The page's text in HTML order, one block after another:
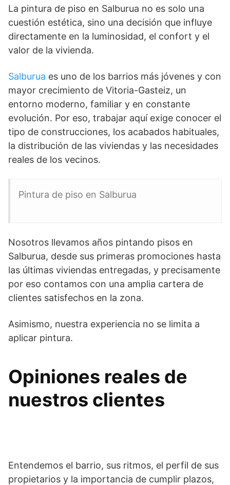
La pintura de piso en Salburua no es solo una
cuestión estética, sino una decisión que influye
directamente en la luminosidad, el confort y el
valor de la vivienda.
Salburua es uno de los barrios más jóvenes y con
mayor crecimiento de Vitoria-Gasteiz, un
entorno moderno, familiar y en constante
evolución. Por eso, trabajar aquí exige conocer el
tipo de construcciones, los acabados habituales,
la distribución de las viviendas y las necesidades
reales de los vecinos.
Pintura de piso en Salburua
Nosotros llevamos años pintando pisos en
Salburua, desde sus primeras promociones hasta
las últimas viviendas entregadas, y precisamente
por eso contamos con una amplia cartera de
clientes satisfechos en la zona.
Asimismo, nuestra experiencia no se limita a
aplicar pintura.
Opiniones reales de
nuestros clientes
Entendemos el barrio, sus ritmos, el perfil de sus
propietarios y la importancia de cumplir plazos,